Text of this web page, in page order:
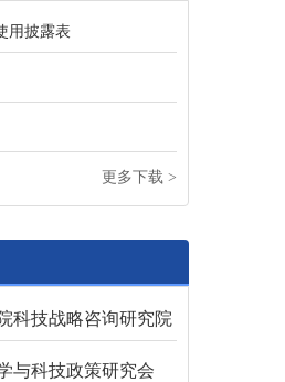
用披露表
更多下载 >
科技战略咨询研究院
与科技政策研究会